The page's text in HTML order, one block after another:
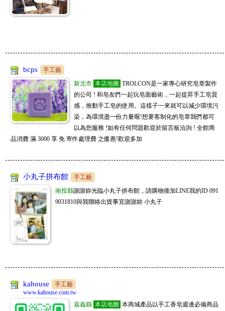
bcps
手工藝
新北市 本店地圖 TROLCON是一家專心研究皂章製作
的公司 ! 和皂友們一起玩皂面藝術，一起提昇手工皂質
感，推動手工皂的使用。這樣子一來就可以減少環境污
染，為環境盡一份力量喔!想要客制化的皂章我們都可
以為您服務 !如有任何問題歡迎於留言板洽詢 ! 全館商
品消費 滿 3000 享 免 寄件處理費 之優惠!歡迎多加
小丸子拼布館
手工藝
南投縣謝謝妳光臨小丸子拼布館，請購物後加LINE我的ID 091
9031810與我聯絡出貨事宜謝謝妳 小丸子
kahouse
手工藝
www.kahouse.com.tw
嘉義縣 本店地圖 本商城產品以手工香皂週邊必備商品